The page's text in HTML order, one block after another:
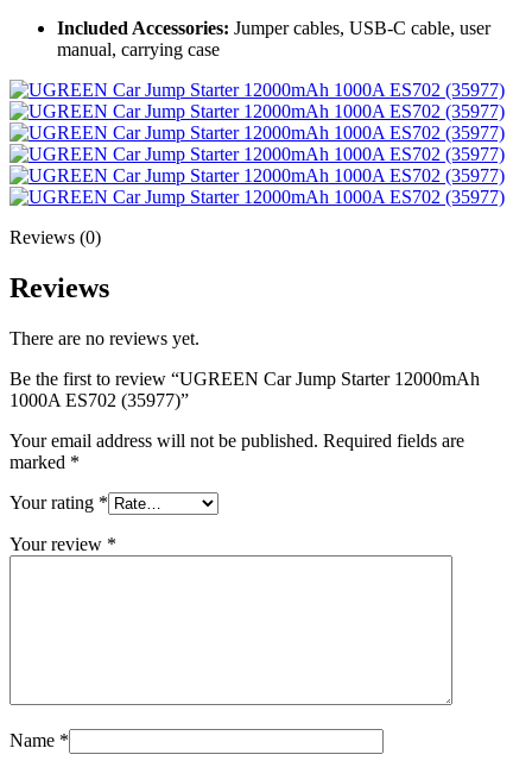
Included Accessories: Jumper cables, USB-C cable, user
manual, carrying case
Reviews (0)
Reviews
There are no reviews yet.
Be the first to review “UGREEN Car Jump Starter 12000mAh
1000A ES702 (35977)”
Your email address will not be published. Required fields are
marked *
Your rating *
Your review *
Name *